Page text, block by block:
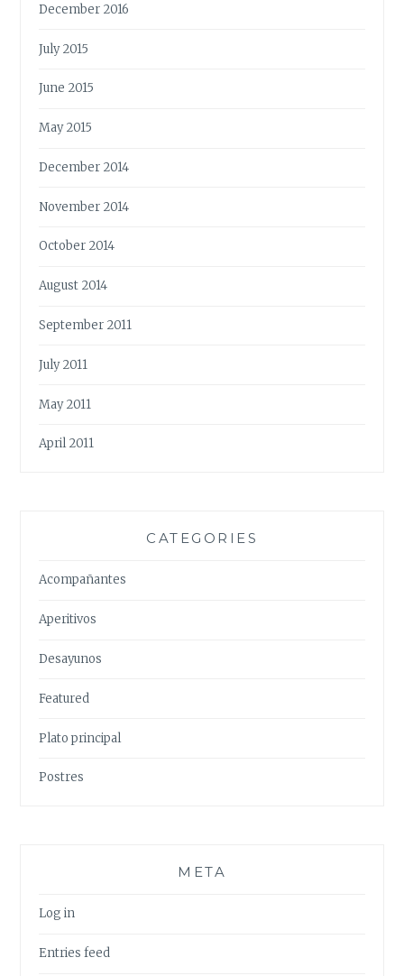
December 2016
July 2015
June 2015
May 2015
December 2014
November 2014
October 2014
August 2014
September 2011
July 2011
May 2011
April 2011
CATEGORIES
Acompañantes
Aperitivos
Desayunos
Featured
Plato principal
Postres
META
Log in
Entries feed